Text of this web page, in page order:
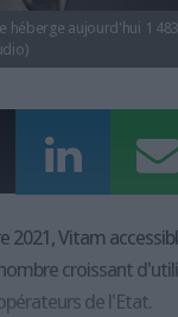
héberge aujourd'hui 1
2021, Vitam
croissant
de l'Etat.